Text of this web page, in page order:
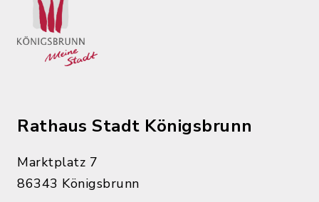
Rathaus Stadt Königsbrunn
Marktplatz 7
86343 Königsbrunn